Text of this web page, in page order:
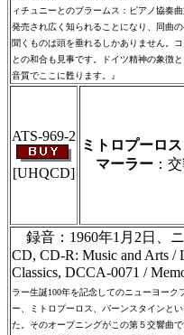
ィチュニーとのブラームス：ピアノ協奏
発売され広く知られることになり、同曲
聞くものは頭を垂れるしかありません。
との和合も見事です。ドイツ精神の象徴
音質でここに甦ります。』
ATS-969-2
[UHQCD]
ミトロプーロ
マーラー ：
録音：1960年1月2日、
CD, CD-R: Music and Arts /
Classics, DCCA-0071 /
ラー生誕100年を記念してのニューヨー
ー、ミトロプーロス、バーンスタインと
た。そのオープニングがこの第５交響曲